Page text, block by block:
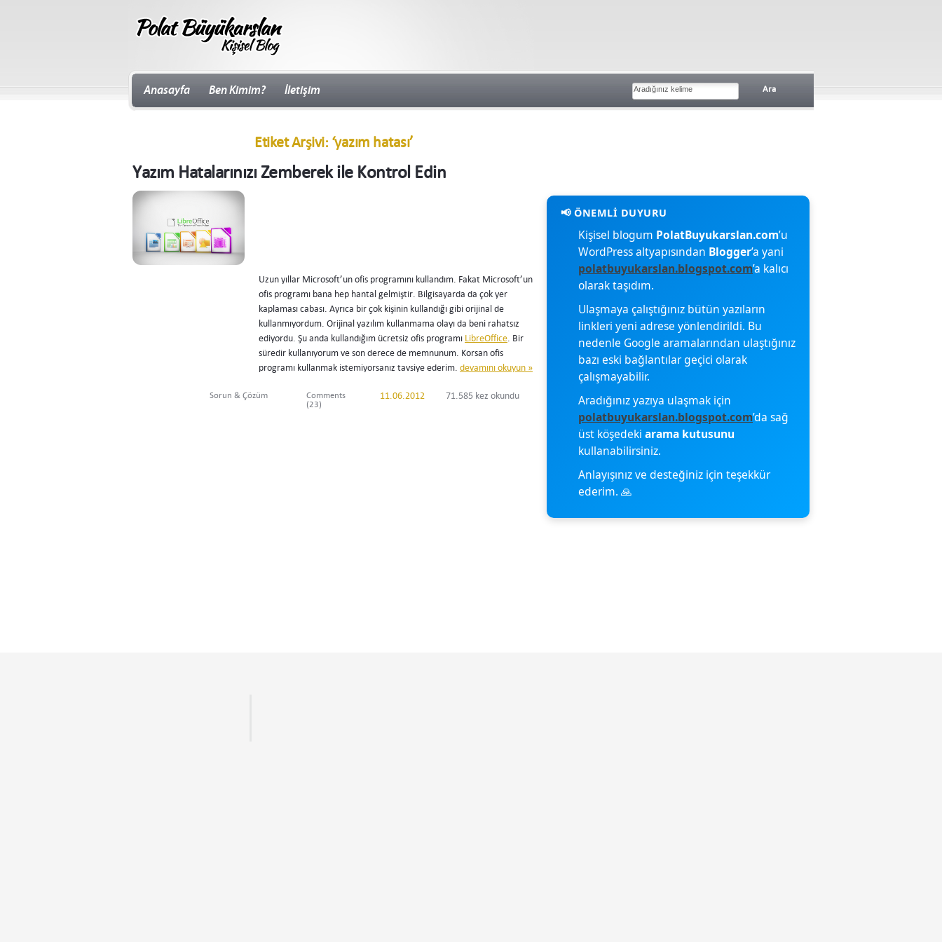
Anasayfa Ben Kimim? İletişim
Etiket Arşivi: ‘yazım hatası’
Yazım Hatalarınızı Zemberek ile Kontrol Edin
Uzun yıllar Microsoft’un ofis programını kullandım. Fakat Microsoft’un
ofis programı bana hep hantal gelmiştir. Bilgisayarda da çok yer
kaplaması cabası. Ayrıca bir çok kişinin kullandığı gibi orijinal de
kullanmıyordum. Orijinal yazılım kullanmama olayı da beni rahatsız
ediyordu. Şu anda kullandığım ücretsiz ofis programı LibreOffice. Bir
süredir kullanıyorum ve son derece de memnunum. Korsan ofis
programı kullanmak istemiyorsanız tavsiye ederim. devamını okuyun »
Sorun & Çözüm
Comments
(23)
11.06.2012 71.585 kez okundu
Kişisel blogum PolatBuyukarslan.com’u
WordPress altyapısından Blogger’a yani
polatbuyukarslan.blogspot.com’a kalıcı
olarak taşıdım.
Ulaşmaya çalıştığınız bütün yazıların
linkleri yeni adrese yönlendirildi. Bu
nedenle Google aramalarından ulaştığınız
bazı eski bağlantılar geçici olarak
çalışmayabilir.
Aradığınız yazıya ulaşmak için
polatbuyukarslan.blogspot.com’da sağ
üst köşedeki arama kutusunu
kullanabilirsiniz.
Anlayışınız ve desteğiniz için teşekkür
ederim. 🙏